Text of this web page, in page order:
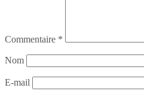
Commentaire *
Nom
E-mail